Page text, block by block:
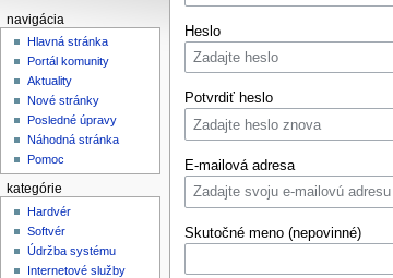
Heslo
Potvrdiť heslo
E-mailová adresa
Skutočné meno (nepovinné)
navigácia
Hlavná stránka
Portál komunity
Aktuality
Nové stránky
Posledné úpravy
Náhodná stránka
Pomoc
kategórie
Hardvér
Softvér
Údržba systému
Internetové služby